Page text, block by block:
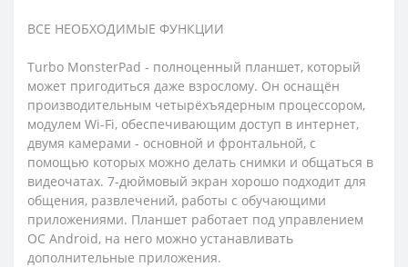
ВСЕ НЕОБХОДИМЫЕ ФУНКЦИИ
Turbo MonsterPad - полноценный планшет, который
может пригодиться даже взрослому. Он оснащён
производительным четырёхъядерным процессором,
модулем Wi-Fi, обеспечивающим доступ в интернет,
двумя камерами - основной и фронтальной, с
помощью которых можно делать снимки и общаться в
видеочатах. 7-дюймовый экран хорошо подходит для
общения, развлечений, работы с обучающими
приложениями. Планшет работает под управлением
ОС Android, на него можно устанавливать
дополнительные приложения.